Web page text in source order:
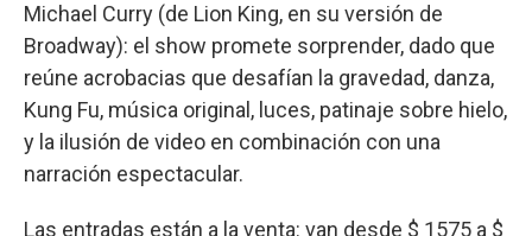
Michael Curry (de Lion King, en su versión de
Broadway): el show promete sorprender, dado que
reúne acrobacias que desafían la gravedad, danza,
Kung Fu, música original, luces, patinaje sobre hielo,
y la ilusión de video en combinación con una
narración espectacular.
Las entradas están a la venta: van desde $ 1575 a $